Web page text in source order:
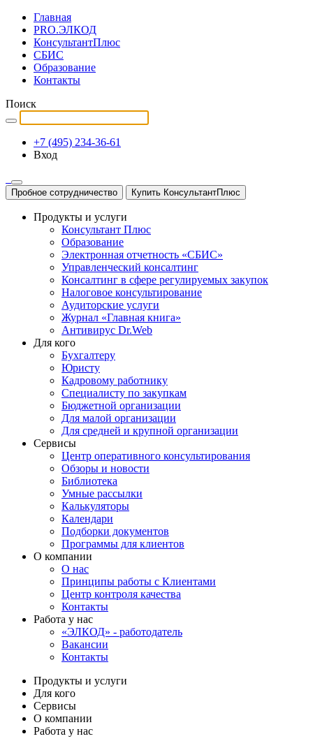
Главная
PRO.ЭЛКОД
КонсультантПлюс
СБИС
Образование
Контакты
Поиск
+7 (495) 234-36-61
Вход
Пробное сотрудничество Купить КонсультантПлюс
Продукты и услуги
Консультант Плюс
Образование
Электронная отчетность «СБИС»
Управленческий консалтинг
Консалтинг в сфере регулируемых закупок
Налоговое консультирование
Аудиторские услуги
Журнал «Главная книга»
Антивирус Dr.Web
Для кого
Бухгалтеру
Юристу
Кадровому работнику
Специалисту по закупкам
Бюджетной организации
Для малой организации
Для средней и крупной организации
Сервисы
Центр оперативного консультирования
Обзоры и новости
Библиотека
Умные рассылки
Калькуляторы
Календари
Подборки документов
Программы для клиентов
О компании
О нас
Принципы работы с Клиентами
Центр контроля качества
Контакты
Работа у нас
«ЭЛКОД» - работодатель
Вакансии
Контакты
Продукты и услуги
Для кого
Сервисы
О компании
Работа у нас